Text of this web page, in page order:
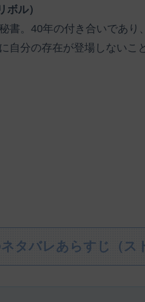
ボル）
書。40年の付き合いであ
自分の存在が登場しないこ
タバレあらすじ（ス